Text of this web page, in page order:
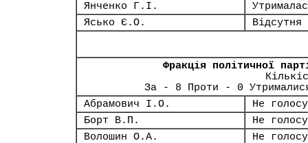
Янченко Г.І.
Ясько Є.О.
Відсутня
Фракція політичної
За - 8 Проти - 0
Абрамович І.О.
Не
Борт В.П.
Не
Волошин О.А.
Не